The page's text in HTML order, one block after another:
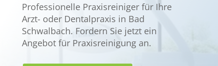
Professionelle Praxisreiniger für Ihre
Arzt- oder Dentalpraxis in Bad
Schwalbach. Fordern Sie jetzt ein
Angebot für Praxisreinigung an.